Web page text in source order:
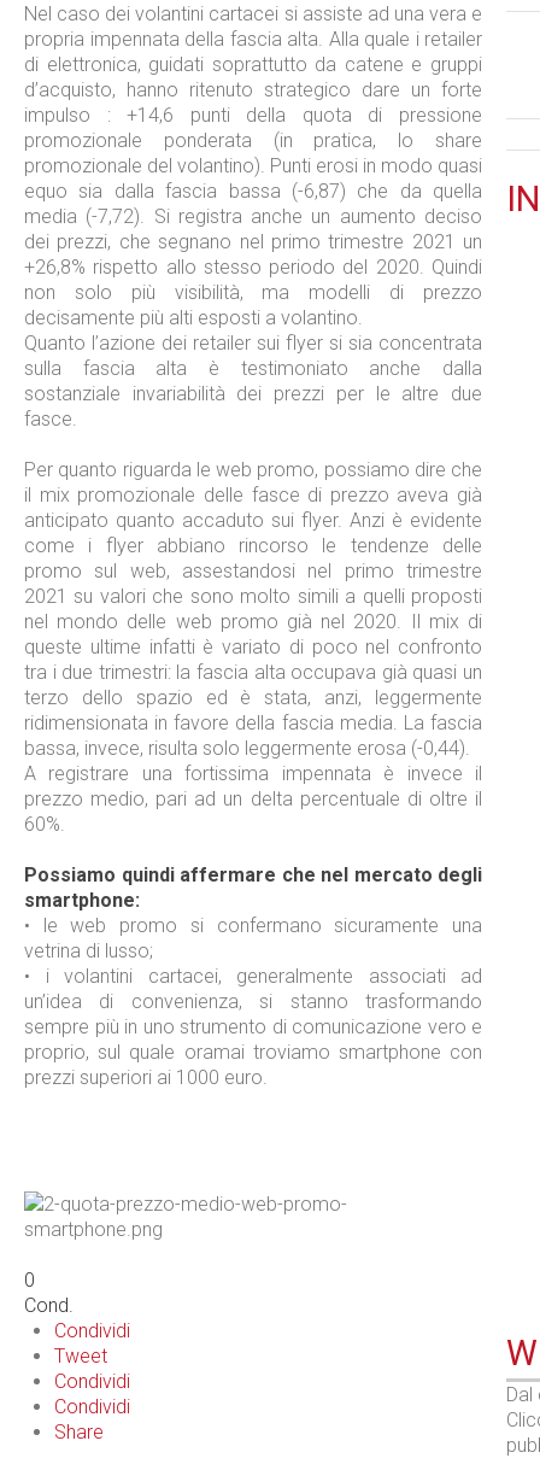
Nel caso dei volantini cartacei si assiste ad una vera e
propria impennata della fascia alta. Alla quale i retailer
di elettronica, guidati soprattutto da catene e gruppi
d’acquisto, hanno ritenuto strategico dare un forte
impulso : +14,6 punti della quota di pressione
promozionale ponderata (in pratica, lo share
promozionale del volantino). Punti erosi in modo quasi
equo sia dalla fascia bassa (-6,87) che da quella
media (-7,72). Si registra anche un aumento deciso
dei prezzi, che segnano nel primo trimestre 2021 un
+26,8% rispetto allo stesso periodo del 2020. Quindi
non solo più visibilità, ma modelli di prezzo
decisamente più alti esposti a volantino.
Quanto l’azione dei retailer sui flyer si sia concentrata
sulla fascia alta è testimoniato anche dalla
sostanziale invariabilità dei prezzi per le altre due
fasce.
Per quanto riguarda le web promo, possiamo dire che
il mix promozionale delle fasce di prezzo aveva già
anticipato quanto accaduto sui flyer. Anzi è evidente
come i flyer abbiano rincorso le tendenze delle
promo sul web, assestandosi nel primo trimestre
2021 su valori che sono molto simili a quelli proposti
nel mondo delle web promo già nel 2020. Il mix di
queste ultime infatti è variato di poco nel confronto
tra i due trimestri: la fascia alta occupava già quasi un
terzo dello spazio ed è stata, anzi, leggermente
ridimensionata in favore della fascia media. La fascia
bassa, invece, risulta solo leggermente erosa (-0,44).
A registrare una fortissima impennata è invece il
prezzo medio, pari ad un delta percentuale di oltre il
60%.
Possiamo quindi affermare che nel mercato degli
smartphone:
• le web promo si confermano sicuramente una
vetrina di lusso;
• i volantini cartacei, generalmente associati ad
un’idea di convenienza, si stanno trasformando
sempre più in uno strumento di comunicazione vero e
proprio, sul quale oramai troviamo smartphone con
prezzi superiori ai 1000 euro.
0
Cond.
Condividi
Tweet
Condividi
Condividi
Share
IN